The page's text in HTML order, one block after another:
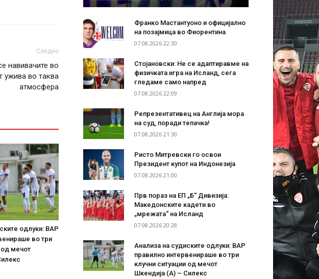
Следно
навивачите во
ужива во таква
атмосфера
одлуки: ВАР
во три
од мечот
Франко Мастантуоно и официјално
на позајмица во Фиорентина
07.08.2026 22:30
Стојановски: Не се адаптиравме на
физичката игра на Исланд, сега
гледаме само напред
07.08.2026 22:09
Репрезентативец на Англија мора
на суд, поради тепачка!
07.08.2026 21:30
Ристо Митревски го освои
Президент купот на Индонезија
07.08.2026 21:00
Прв пораз на ЕП „Б“ Дивизија:
Македонските кадети во
„мрежата“ на Исланд
07.08.2026 20:28
Анализа на судиските одлуки: ВАР
правилно интервенираше во три
клучни ситуации од мечот
Шкендија (А) – Силекс